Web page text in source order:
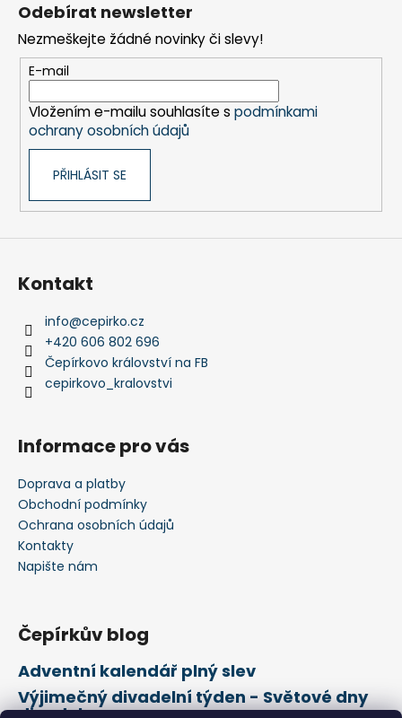
a
c
í
p
r
ý
p
Odebírat newsletter
Nezmeškejte žádné novinky či slevy!
E-mail
Vložením e-mailu souhlasíte s podmínkami
ochrany osobních údajů
PŘIHLÁSIT SE
Kontakt
info@cepirko.cz
+420 606 802 696
Čepírkovo království na FB
cepirkovo_kralovstvi
Informace pro vás
Doprava a platby
Obchodní podmínky
Ochrana osobních údajů
Kontakty
Napište nám
Čepírkův blog
Adventní kalendář plný slev
Výjimečný divadelní týden - Světové dny